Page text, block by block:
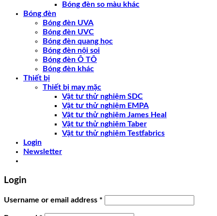
Bóng đèn so màu khác
Bóng đèn
Bóng đèn UVA
Bóng đèn UVC
Bóng đèn quang học
Bóng đèn nội soi
Bóng đèn Ô TÔ
Bóng đèn khác
Thiết bị
Thiết bị may mặc
Vật tư thử nghiệm SDC
Vật tư thử nghiệm EMPA
Vật tư thử nghiệm James Heal
Vật tư thử nghiệm Taber
Vật tư thử nghiệm Testfabrics
Login
Newsletter
Login
Username or email address *